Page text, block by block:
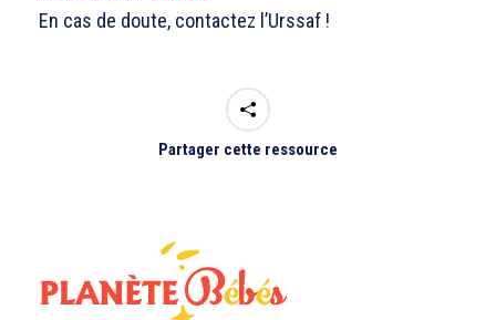
En cas de doute, contactez l’Urssaf !
Partager cette ressource